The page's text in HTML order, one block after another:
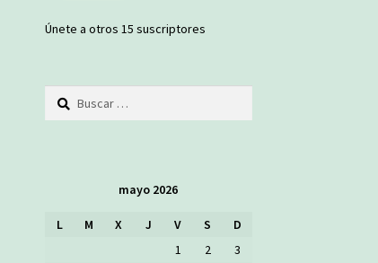
Únete a otros 15 suscriptores
Buscar:
mayo 2026
L M X J V S
D
1
2
3